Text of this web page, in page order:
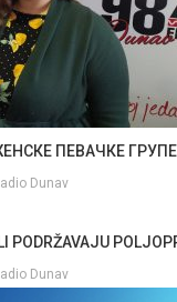
ПЕВАЧКЕ ГРУПЕ
Dunav
PODRŽAVAJU
Dunav